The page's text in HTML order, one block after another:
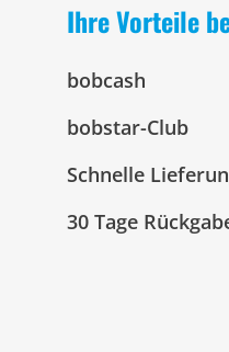
Ihre Vorteile
bobcash
bobstar-Club
Schnelle
30 Tage